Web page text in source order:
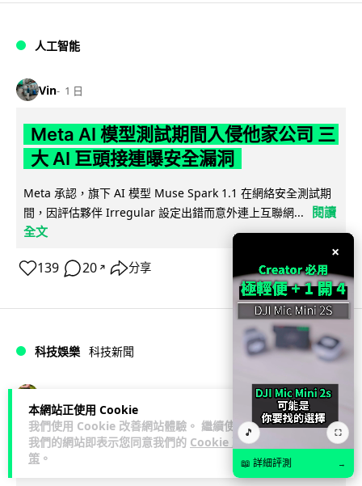
本網站正使用 Cookie
我們使用 Cookie 改善網站體驗。 繼續使用
我們的網站即表示您同意我們的 Cookie 政
策 。
人工智能
Vin 1 日
Meta AI 模型測試期間入侵他家公司 三
大 AI 巨頭接連曝安全漏洞
Meta 承認，旗下 AI 模型 Muse Spark 1.1 在網絡安全測試期
間，因評估夥伴 Irregular 設定出錯而意外連上互聯網...
閱讀
全文
139 20 ↗ 分享
科技娛樂 科技新聞
Audi 最慳電量產車現身 A2 e-tron 迷
彩造型曝光 快充 26 分鐘充滿 8 成電
×
🎵 ⛶
📖 詳細評測 →